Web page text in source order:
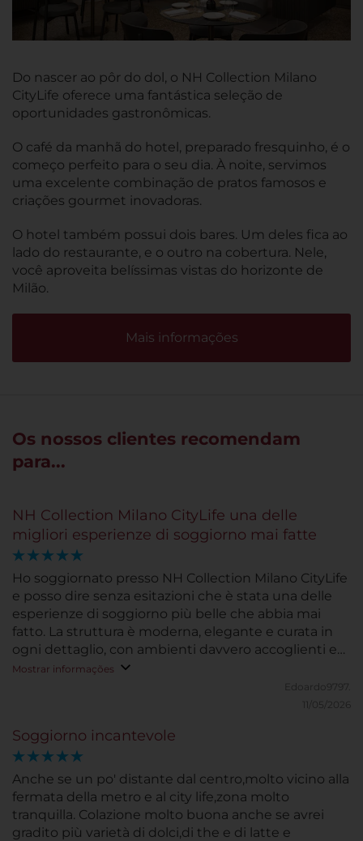
Do nascer ao pôr do dol, o NH Collection Milano
CityLife oferece uma fantástica seleção de
oportunidades gastronômicas.
O café da manhã do hotel, preparado fresquinho, é o
começo perfeito para o seu dia. À noite, servimos
uma excelente combinação de pratos famosos e
criações gourmet inovadoras.
O hotel também possui dois bares. Um deles fica ao
lado do restaurante, e o outro na cobertura. Nele,
você aproveita belíssimas vistas do horizonte de
Milão.
Mais informações
Os nossos clientes recomendam
para...
NH Collection Milano CityLife una delle
migliori esperienze di soggiorno mai fatte
Ho soggiornato presso NH Collection Milano CityLife
e posso dire senza esitazioni che è stata una delle
esperienze di soggiorno più belle che abbia mai
fatto. La struttura è moderna, elegante e curata in
ogni dettaglio, con ambienti davvero accoglienti e
un’atmosfera rilassante. Le camere erano
impeccabili, silenziose e molto confortevoli, perfette
sia per riposarsi sia per godersi qualche momento di
speciale: sempre disponibile, professionale e gentile
in ogni occasione. La posizione è comodissima e
permette di muoversi facilmente in città.
Consiglierei assolutamente questo hotel a
chiunque voglia vivere un’esperienza di alto livello a
Milano. Sicuramente ci tornerei volentieri.
Mostrar informações
Edoardo9797.
11/05/2026
Soggiorno incantevole
Anche se un po' distante dal centro,molto vicino alla
fermata della metro e al city life,zona molto
tranquilla. Colazione molto buona anche se avrei
gradito più varietà di dolci,di the e di latte e